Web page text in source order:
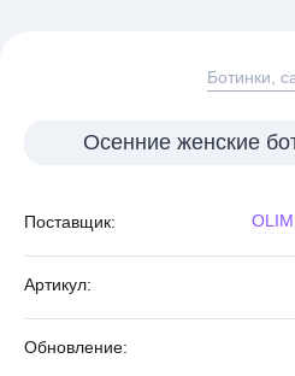
Ботинки,
Осенние женские
Поставщик:
Артикул:
Обновление: